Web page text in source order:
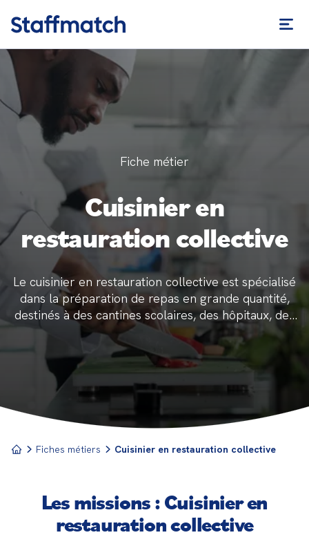
Fiche métier
Cuisinier en
restauration collective
Le cuisinier en restauration collective est spécialisé
dans la préparation de repas en grande quantité,
destinés à des cantines scolaires, des hôpitaux, des
entreprises ou des maisons de retraite. Ce métier
demande une organisation impeccable, une
connaissance approfondie des normes d'hygiène et
une capacité à élaborer des menus équilibrés.
Fiches métiers Cuisinier en restauration collective
Les missions : Cuisinier en
restauration collective